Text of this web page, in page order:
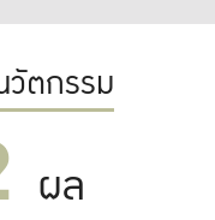
วัตกรรม
ผล